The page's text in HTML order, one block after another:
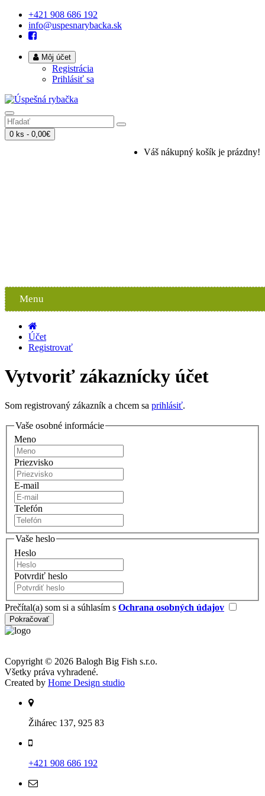
+421 908 686 192
info@uspesnarybacka.sk
Môj účet
Registrácia
Prihlásiť sa
0 ks - 0,00€
Váš nákupný košík je prázdny!
Menu
Účet
Registrovať
Vytvoriť zákaznícky účet
Som registrovaný zákazník a chcem sa prihlásiť.
Vaše osobné informácie
Meno
Priezvisko
E-mail
Telefón
Vaše heslo
Heslo
Potvrdiť heslo
Prečítal(a) som si a súhlasím s Ochrana osobných údajov
Copyright © 2026 Balogh Big Fish s.r.o.
Všetky práva vyhradené.
Created by Home Design studio
Žihárec 137, 925 83
+421 908 686 192